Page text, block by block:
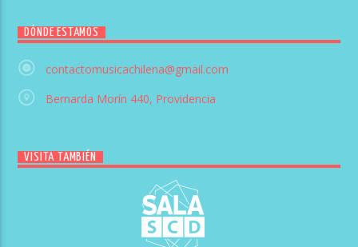
DÓNDE ESTAMOS
contactomusicachilena@gmail.com
Bernarda Morín 440, Providencia
VISITA TAMBIÉN